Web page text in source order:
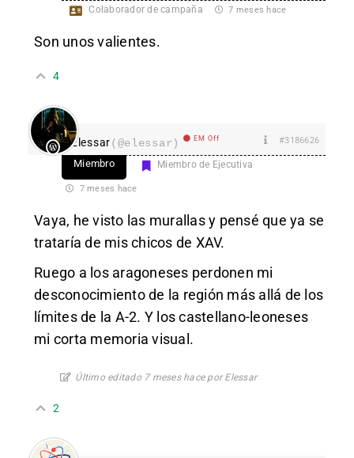
Colaborador de campaña 7 meses hace
Son unos valientes.
4
Elessar(@elessar) EM Off #3186626
Miembro Miembro de Ejecutiva
7 meses hace
Vaya, he visto las murallas y pensé que ya se
trataría de mis chicos de XAV.
Ruego a los aragoneses perdonen mi
desconocimiento de la región más allá de los
límites de la A-2. Y los castellano-leoneses
mi corta memoria visual.
Último editado 7 meses hace por Elessar
2